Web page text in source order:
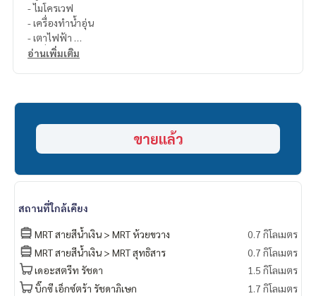
- ไมโครเวฟ
- เครื่องทำน้ำอุ่น
- เตาไฟฟ้า
- เครื่องดูดควัน
- ฟิตเนส
- ระบบ Digital Door Lock , ลิฟท์ล็อคชั้น
🔸สถานที่ใกล้เคียง
-MRT สุทธิสาร 600 เมตร
-MRT ห้วยขวาง 900 เมตร
- ห้างเซ็นทรัล พระราม9
- ห้างเอสพลานาด รัชดา
- ห้าง The street
- ห้าง Big C รัชดา
===============
อ่านเพิ่มเติม
ขายแล้ว
สถานที่ใกล้เคียง
MRT สายสีน้ำเงิน > MRT ห้วยขวาง
0.7 กิโลเมตร
MRT สายสีน้ำเงิน > MRT สุทธิสาร
0.7 กิโลเมตร
เดอะสตรีท รัชดา
1.5 กิโลเมตร
บิ๊กซี เอ็กซ์ตร้า รัชดาภิเษก
1.7 กิโลเมตร